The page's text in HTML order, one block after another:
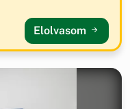
Elolvasom